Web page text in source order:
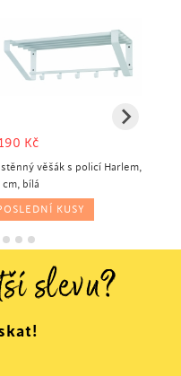
Kč
věšák s policí Harlem,
cm, bílá
KUSY
slevu?